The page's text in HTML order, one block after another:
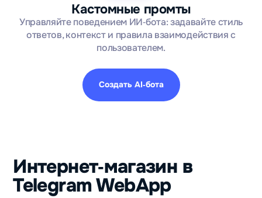
Кастомные промты
Управляйте поведением ИИ‑бота: задавайте стиль
ответов, контекст и правила взаимодействия с
пользователем.
Создать AI‑бота
Интернет‑магазин в
Telegram WebApp